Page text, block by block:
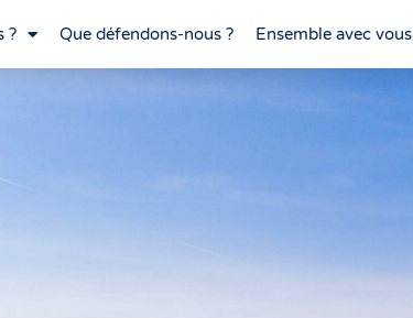
? Que défendons-nous ? Ensemble avec vous